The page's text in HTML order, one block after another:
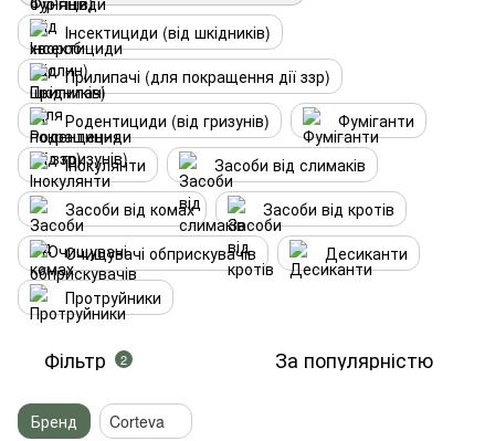
Інсектициди (від шкідників)
Прилипачі (для покращення дії ззр)
Родентициди (від гризунів)
Фуміганти
Інокулянти
Засоби від слимаків
Засоби від комах
Засоби від кротів
Очищувачі обприскувачів
Десиканти
Протруйники
Фільтр 2 За популярністю
Бренд
Corteva